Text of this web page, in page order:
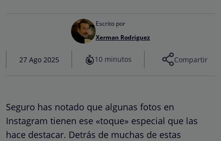
Escrito por
Xerman Rodriguez
27 Ago 2025 10 minutos Compartir
Seguro has notado que algunas fotos en
Instagram tienen ese «toque» especial que las
hace destacar. Detrás de muchas de estas